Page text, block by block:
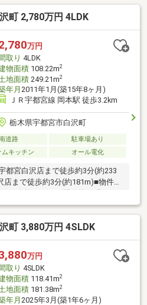
からも廊下からも洗面所へ行ける
な間取りです♪・コンビニ・ドラ
に立ち寄れる便利な立地！◆住宅
の不安な点や疑問について安心し
でサポートいたします！何でもお
町 2,780万円 4LDK
万円
取り 4LDK
物面積108.22m2
地面積249.21m2
年月 2011年1月(築15年8ヶ月)
ＪＲ宇都宮線 岡本駅 徒歩3.2km
栃木県宇都宮市白沢町
道路
駐車場あり
ムキッチン オール電化
都宮白沢店まで徒歩約3分(約233
まで徒歩約3分(約181m)■物件の
の収納スペース等こだわりの居住
納豊富♪カーポート付で並列2台駐
住宅街♪◆リフォーム・住宅ロー
な点や疑問について安心して住
ポートいたします！リフォームの
もお気軽にご相談ください♪
町 3,880万円 4SLDK
万円
取り 4SLDK
物面積118.41m2
地面積181.38m2
年月2025年3月(築1年6ヶ月)